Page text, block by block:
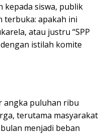
kepada siswa, publik
terbuka: apakah ini
atau justru “SPP
istilah komite
angka puluhan ribu
terutama masyarakat
menjadi beban